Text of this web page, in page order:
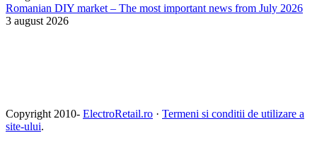
Romanian DIY market – The most important news from July 2026
3 august 2026
Copyright 2010- ElectroRetail.ro · Termeni si conditii de utilizare a
site-ului.